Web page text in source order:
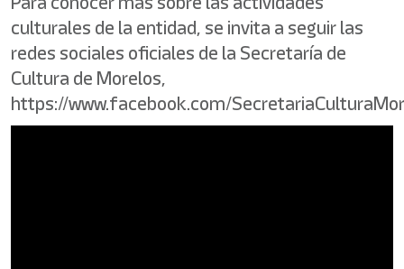
culturales de la entidad, se invita a seguir las
redes sociales oficiales de la Secretaría de
Cultura de Morelos,
https://www.facebook.com/